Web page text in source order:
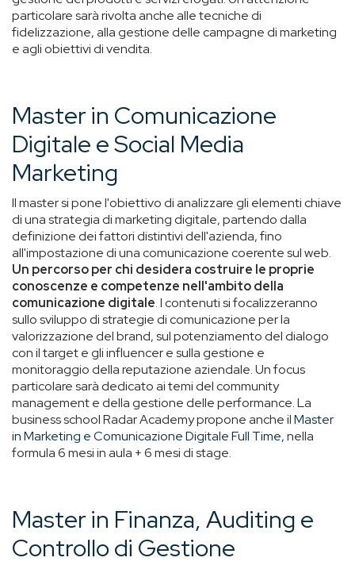
particolare sarà rivolta anche alle tecniche di
fidelizzazione, alla gestione delle campagne di marketing
e agli obiettivi di vendita.
Master in Comunicazione
Digitale e Social Media
Marketing
Il master si pone l'obiettivo di analizzare gli elementi chiave
di una strategia di marketing digitale, partendo dalla
definizione dei fattori distintivi dell'azienda, fino
all'impostazione di una comunicazione coerente sul web.
Un percorso per chi desidera costruire le proprie
conoscenze e competenze nell'ambito della
comunicazione digitale. I contenuti si focalizzeranno
sullo sviluppo di strategie di comunicazione per la
valorizzazione del brand, sul potenziamento del dialogo
con il target e gli influencer e sulla gestione e
monitoraggio della reputazione aziendale. Un focus
particolare sarà dedicato ai temi del community
management e della gestione delle performance. La
business school Radar Academy propone anche ilMaster
in Marketing e Comunicazione Digitale Full Time, nella
formula 6 mesi in aula + 6 mesi di stage.
Master in Finanza, Auditing e
Controllo di Gestione